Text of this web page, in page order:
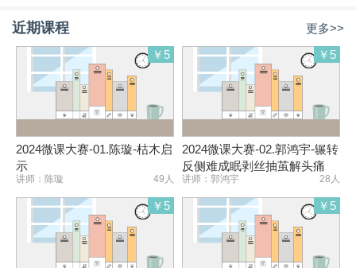
近期课程 更多>>
2024微课大赛-01.陈璇-枯木启
示
讲师：陈璇 49人
￥5
2024微课大赛-02.郭鸿宇-辗转
反侧难成眠剥丝抽茧解头痛
讲师：郭鸿宇 28人
￥5
￥5 ￥5